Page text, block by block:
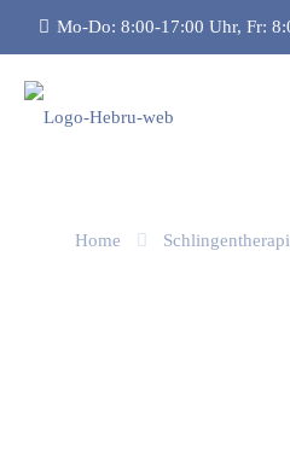
Mo-Do: 8:00-17:00 Uhr, Fr:
Home